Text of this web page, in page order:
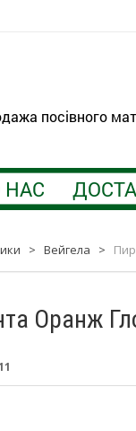
посівного
НАС
> Вейгела >
Оранж